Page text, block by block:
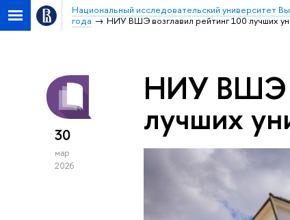
Национальный исследовательский университет
года
НИУ ВШЭ возглавил рейтинг 100 лучших
30
мар
2026
НИУ ВШЭ
лучших